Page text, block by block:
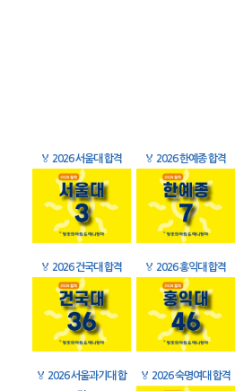
🏅 2026 서울대 합격 🏅 2026 한예종 합격
🏅 2026 건국대 합격 🏅 2026 홍익대 합격
🏅 2026 서울과기대 합
🏅 2026 숙명여대 합격